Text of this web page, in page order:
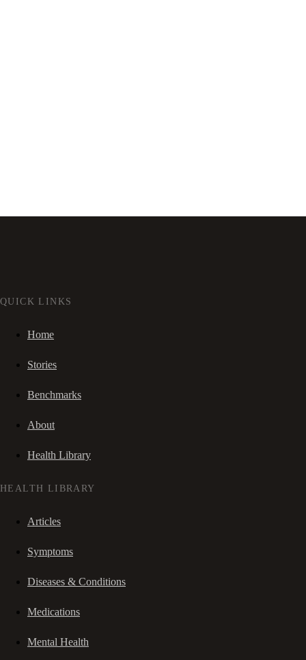
QUICK LINKS
Home
Stories
Benchmarks
About
Health Library
HEALTH LIBRARY
Articles
Symptoms
Diseases & Conditions
Medications
Mental Health